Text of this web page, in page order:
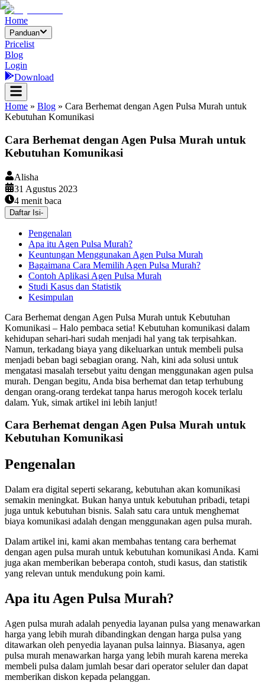
Home
Panduan
Pricelist
Blog
Login
Download
Home » Blog » Cara Berhemat dengan Agen Pulsa Murah untuk
Kebutuhan Komunikasi
Cara Berhemat dengan Agen Pulsa Murah untuk
Kebutuhan Komunikasi
Alisha
31 Agustus 2023
4 menit baca
Daftar Isi-
Pengenalan
Apa itu Agen Pulsa Murah?
Keuntungan Menggunakan Agen Pulsa Murah
Bagaimana Cara Memilih Agen Pulsa Murah?
Contoh Aplikasi Agen Pulsa Murah
Studi Kasus dan Statistik
Kesimpulan
Cara Berhemat dengan Agen Pulsa Murah untuk Kebutuhan
Komunikasi – Halo pembaca setia! Kebutuhan komunikasi dalam
kehidupan sehari-hari sudah menjadi hal yang tak terpisahkan.
Namun, terkadang biaya yang dikeluarkan untuk membeli pulsa
menjadi beban bagi sebagian orang. Nah, kini ada solusi untuk
mengatasi masalah tersebut yaitu dengan menggunakan agen pulsa
murah. Dengan begitu, Anda bisa berhemat dan tetap terhubung
dengan orang-orang terdekat tanpa harus merogoh kocek terlalu
dalam. Yuk, simak artikel ini lebih lanjut!
Cara Berhemat dengan Agen Pulsa Murah untuk
Kebutuhan Komunikasi
Pengenalan
Dalam era digital seperti sekarang, kebutuhan akan komunikasi
semakin meningkat. Bukan hanya untuk kebutuhan pribadi, tetapi
juga untuk kebutuhan bisnis. Salah satu cara untuk menghemat
biaya komunikasi adalah dengan menggunakan agen pulsa murah.
Dalam artikel ini, kami akan membahas tentang cara berhemat
dengan agen pulsa murah untuk kebutuhan komunikasi Anda. Kami
juga akan memberikan beberapa contoh, studi kasus, dan statistik
yang relevan untuk mendukung poin kami.
Apa itu Agen Pulsa Murah?
Agen pulsa murah adalah penyedia layanan pulsa yang menawarkan
harga yang lebih murah dibandingkan dengan harga pulsa yang
ditawarkan oleh penyedia layanan pulsa lainnya. Biasanya, agen
pulsa murah menawarkan harga yang lebih murah karena mereka
membeli pulsa dalam jumlah besar dari operator seluler dan dapat
memberikan diskon kepada pelanggan.